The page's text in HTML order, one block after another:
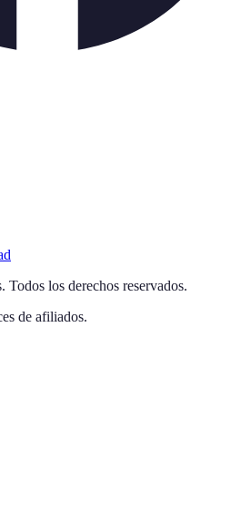
. Todos los derechos reservados.
de afiliados.